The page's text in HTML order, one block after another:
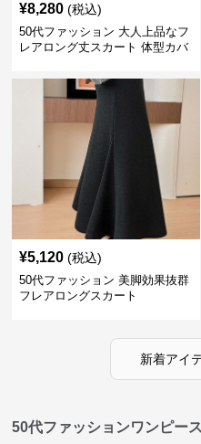
¥8,280 (税込)
50代ファッション 大人上品なフ
レアロング丈スカート 体型カバ
¥5,120 (税込)
50代ファッション 美脚効果抜群
フレアロングスカート
新着アイ
50代ファッションワンピー